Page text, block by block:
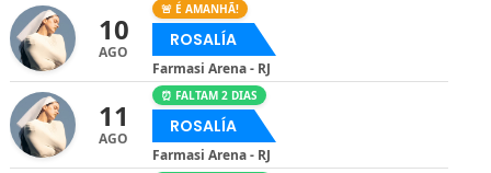
10
AGO
🚨 É AMANHÃ!
ROSALÍA
Farmasi Arena - RJ
11
AGO
⏰ FALTAM 2 DIAS
ROSALÍA
Farmasi Arena - RJ